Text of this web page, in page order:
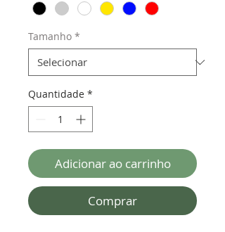
Tamanho *
Quantidade *
Adicionar ao carrinho
Comprar